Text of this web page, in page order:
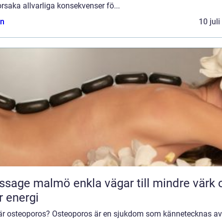
allvarliga konsekvenser fö...
10 juli
enkla vägar till mindre värk och
energi
osteoporos? Osteoporos är en sjukdom som kännetecknas av